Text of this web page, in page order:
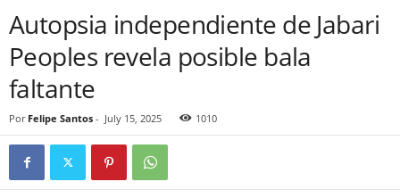
Autopsia independiente de Jabari
Peoples revela posible bala
faltante
Por Felipe Santos - July 15, 2025 1010